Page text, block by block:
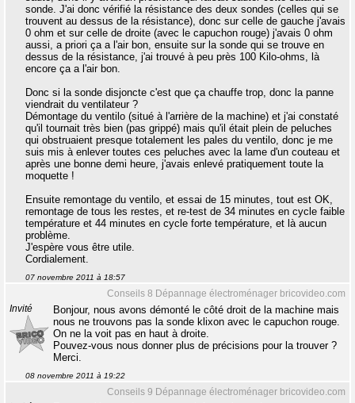
sonde. J'ai donc vérifié la résistance des deux sondes (celles qui se
trouvent au dessus de la résistance), donc sur celle de gauche j'avais
0 ohm et sur celle de droite (avec le capuchon rouge) j'avais 0 ohm
aussi, a priori ça a l'air bon, ensuite sur la sonde qui se trouve en
dessus de la résistance, j'ai trouvé à peu près 100 Kilo-ohms, là
encore ça a l'air bon.
Donc si la sonde disjoncte c'est que ça chauffe trop, donc la panne
viendrait du ventilateur ?
Démontage du ventilo (situé à l'arrière de la machine) et j'ai constaté
qu'il tournait très bien (pas grippé) mais qu'il était plein de peluches
qui obstruaient presque totalement les pales du ventilo, donc je me
suis mis à enlever toutes ces peluches avec la lame d'un couteau et
après une bonne demi heure, j'avais enlevé pratiquement toute la
moquette !
Ensuite remontage du ventilo, et essai de 15 minutes, tout est OK,
remontage de tous les restes, et re-test de 34 minutes en cycle faible
température et 44 minutes en cycle forte température, et là aucun
problème.
J'espère vous être utile.
Cordialement.
07 novembre 2011 à 18:57
Conseils 8 Dépannage électroménager bricovideo.com
Invité
Bonjour, nous avons démonté le côté droit de la machine mais
nous ne trouvons pas la sonde klixon avec le capuchon rouge.
On ne la voit pas en haut à droite.
Pouvez-vous nous donner plus de précisions pour la trouver ?
Merci.
08 novembre 2011 à 19:22
Conseils 9 Dépannage électroménager bricovideo.com